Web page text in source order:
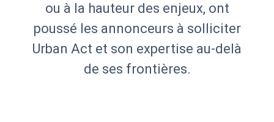
ou à la hauteur des enjeux, ont
poussé les annonceurs à solliciter
Urban Act et son expertise au-delà
de ses frontières.